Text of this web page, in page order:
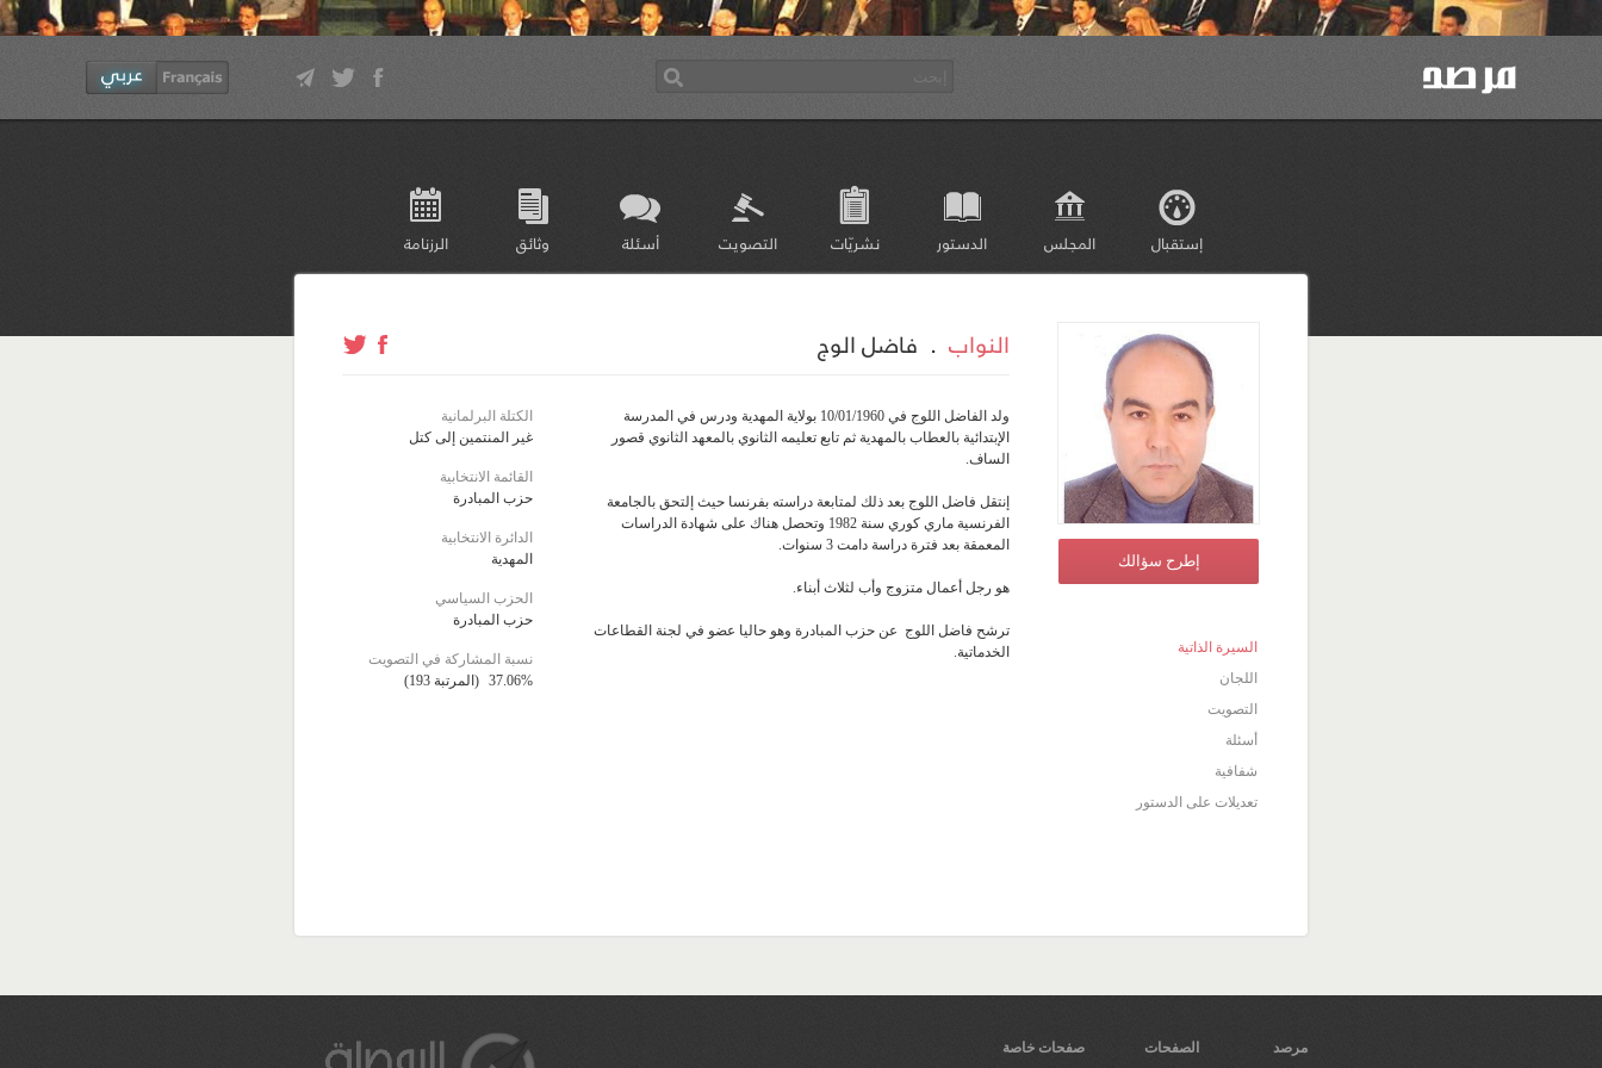
إستقبال المجلس الدستور نشريّات التصويت أسئلة وثائق الرزنامة
إطرح سؤالك
السيرة الذاتية
اللجان
التصويت
أسئلة
شفافية
تعديلات على الدستور
النواب . فاضل الوج
ولد الفاضل اللوج في 10/01/1960 بولاية المهدية ودرس في المدرسة
الإبتدائية بالعطاب بالمهدية ثم تابع تعليمه الثانوي بالمعهد الثانوي قصور
الساف.
إنتقل فاضل اللوج بعد ذلك لمتابعة دراسته بفرنسا حيث إلتحق بالجامعة
الفرنسية ماري كوري سنة 1982 وتحصل هناك على شهادة الدراسات
المعمقة بعد فترة دراسة دامت 3 سنوات.
هو رجل أعمال متزوج وأب لثلاث أبناء.
ترشح فاضل اللوج عن حزب المبادرة وهو حاليا عضو في لجنة القطاعات
الخدماتية.
الكتلة البرلمانية
غير المنتمين إلى كتل
القائمة الانتخابية
حزب المبادرة
الدائرة الانتخابية
المهدية
الحزب السياسي
حزب المبادرة
نسبة المشاركة في التصويت
37.06% (المرتبة 193)
مرصد الصفحات صفحات خاصة